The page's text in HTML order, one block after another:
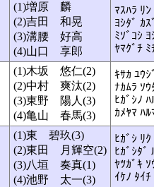
(1)増原 麟
(2)吉田 和晃
(3)溝腰 好高
(4)山口 享郎
ﾏｽﾊﾗ ﾘﾝ
ﾖｼﾀﾞ ｶｽ
ﾐｿﾞｺｼ ﾖ
ﾔﾏｸﾞﾁ ﾐ
(1)木坂 悠仁(2)
(2)中村 爽汰(2)
(3)東野 陽人(3)
(4)亀山 春馬(3)
ｷｻｶ ﾕｳｼ
ﾅｶﾑﾗ ｿｳ
ﾋｶﾞｼﾉ ﾊ
ｶﾒﾔﾏ ﾊﾙ
(1)東 碧玖(3)
(2)東田 月輝空(2)
(3)八垣 奏真(1)
(4)池野 太一(3)
ﾋｶﾞｼ ﾘｸ
ﾋｶﾞｼﾀﾞ
ﾔﾂｶﾞｷ ｿ
ｲｹﾉ ﾀｲﾁ